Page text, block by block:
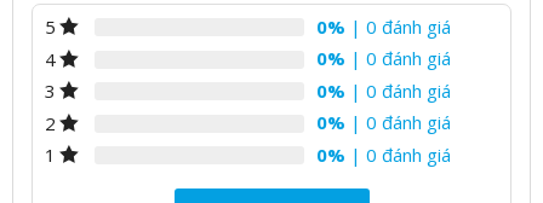
5 0% | 0 đánh giá
4
0% | 0 đánh giá
3
0% | 0 đánh giá
2
0% | 0 đánh giá
1
0% | 0 đánh giá